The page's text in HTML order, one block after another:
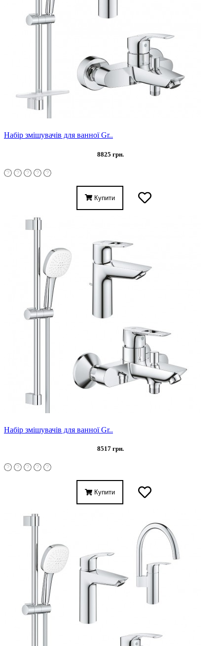
Набір змішувачів для ванної Gr..
8825 грн.
Купити
Набір змішувачів для ванної Gr..
8517 грн.
Купити